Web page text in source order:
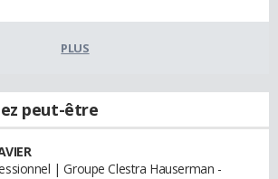
PLUS
peut-être
| Groupe Clestra Hauserman -